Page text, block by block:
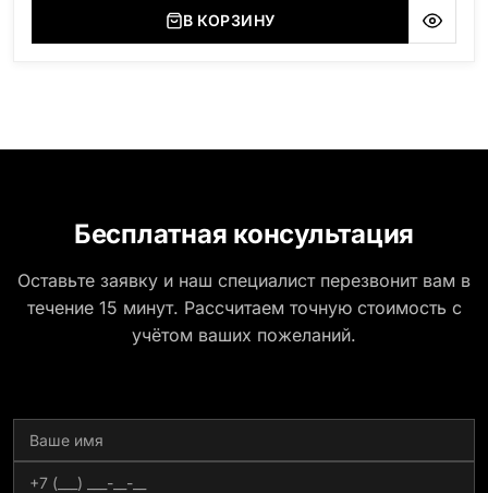
(Украина, Житомерская область), Сюксюансаари
(Россия, Карелия), Амфиболит (Россия, Мурманская
В КОРЗИНУ
Бесплатная консультация
Оставьте заявку и наш специалист перезвонит вам в
течение 15 минут. Рассчитаем точную стоимость с
учётом ваших пожеланий.